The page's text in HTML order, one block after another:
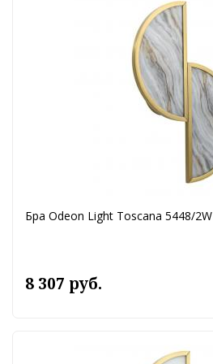
Бра Odeon Light Toscana 5448/2W
8 307 руб.